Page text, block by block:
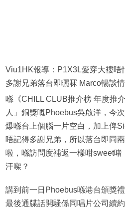
Viu1HK報導：P1X3L愛穿大褸唔
多謝兄弟落台即曬冧 Marco暢談
喺《CHILL CLUB推介榜 年度推
人」銅獎嘅Phoebus吳啟洋，今
爆喺台上個腦一片空白，加上俾
唔記得多謝兄弟，所以落台即同
啦，喺訪問度補返一樣咁sweet
汗㗎？
講到前一日Phoebus喺港台頒獎
最後通牒話開騷係同唱片公司續